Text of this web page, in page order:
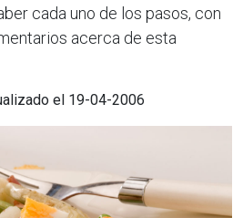
cada uno de los pasos, con
acerca de esta
el 19-04-2006